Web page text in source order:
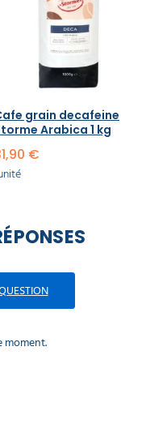
grain decafeine
Arabica 1 kg
€
moment.